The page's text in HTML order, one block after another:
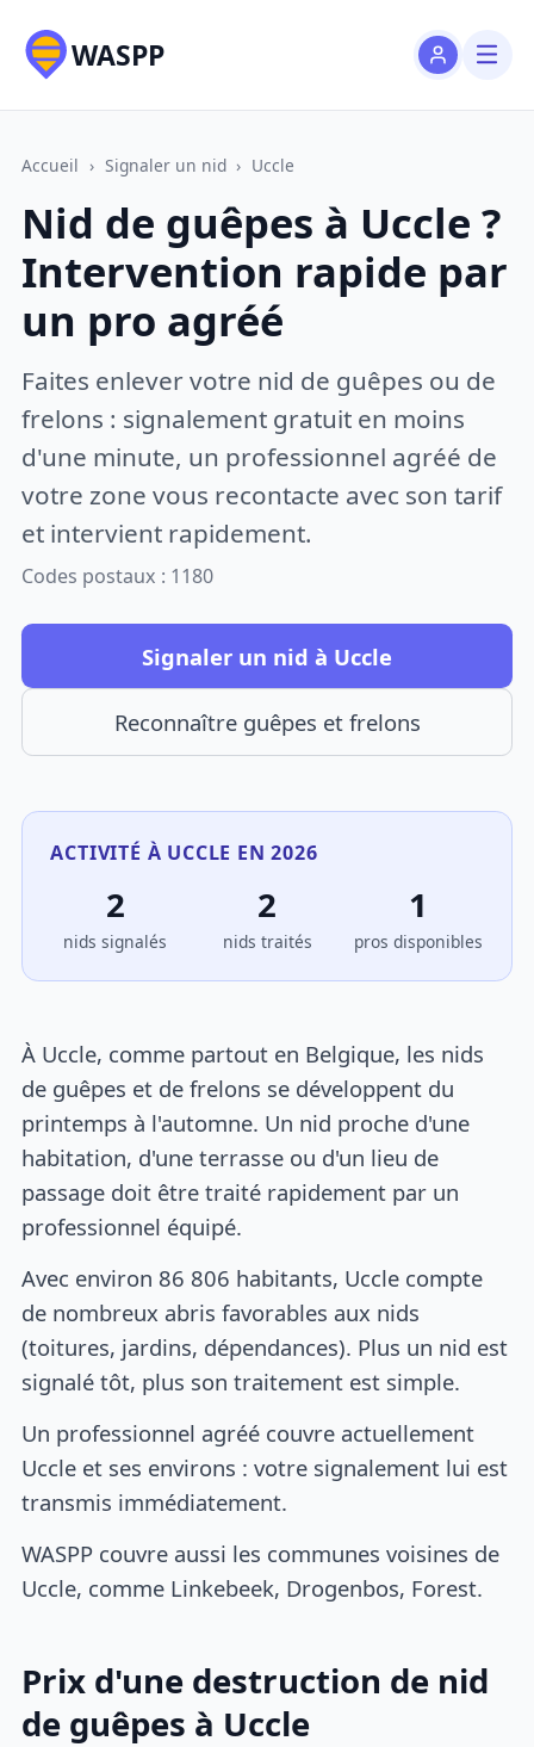
WASPP
Accueil › Signaler un nid › Uccle
Nid de guêpes à Uccle ?
Intervention rapide par
un pro agréé
Faites enlever votre nid de guêpes ou de
frelons : signalement gratuit en moins
d'une minute, un professionnel agréé de
votre zone vous recontacte avec son tarif
et intervient rapidement.
Codes postaux : 1180
Signaler un nid à Uccle
Reconnaître guêpes et frelons
ACTIVITÉ À UCCLE EN 2026
2
nids signalés
2
nids traités
1
pros disponibles
À Uccle, comme partout en Belgique, les nids
de guêpes et de frelons se développent du
printemps à l'automne. Un nid proche d'une
habitation, d'une terrasse ou d'un lieu de
passage doit être traité rapidement par un
professionnel équipé.
Avec environ 86 806 habitants, Uccle compte
de nombreux abris favorables aux nids
(toitures, jardins, dépendances). Plus un nid est
signalé tôt, plus son traitement est simple.
Un professionnel agréé couvre actuellement
Uccle et ses environs : votre signalement lui est
transmis immédiatement.
WASPP couvre aussi les communes voisines de
Uccle, comme Linkebeek, Drogenbos, Forest.
Prix d'une destruction de nid
de guêpes à Uccle